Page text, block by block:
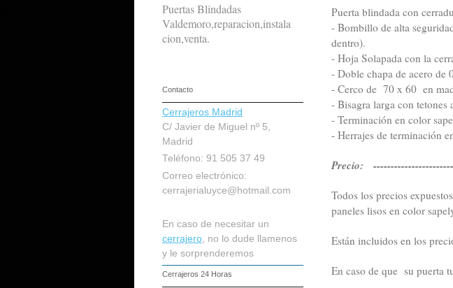
Puerta blindada con
- Bombillo de alta
dentro).
- Hoja Solapada con la
- Doble chapa de acero de
- Cerco de 70 x 60 en
- Bisagra larga con
- Terminación en color
- Herrajes de terminación
Precio:
Todos los precios
paneles lisos en color
Están incluidos en los
En caso de que su puerta
Puertas Blindadas
Valdemoro,reparacion,instala
cion,venta.
Contacto
Cerrajeros Madrid
C/ Javier de Miguel nº 5,
Madrid
Teléfono: 91 505 37 49
Correo electrónico:
cerrajerialuyce@hotmail.com
En caso de necesitar un
cerrajero, no lo dude llamenos
y le sorprenderemos
Cerrajeros 24 Horas